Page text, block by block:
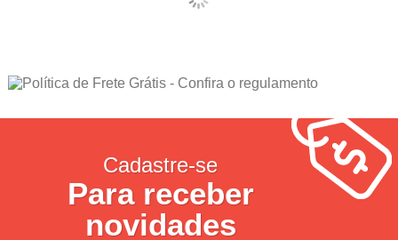
Cadastre-se
Para receber
novidades